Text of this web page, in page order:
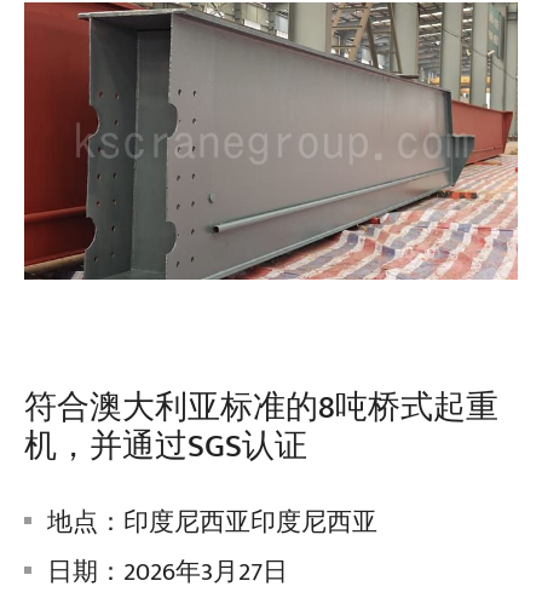
符合澳大利亚标准的8吨桥式起重
机，并通过SGS认证
地点：印度尼西亚印度尼西亚
日期：2026年3月27日